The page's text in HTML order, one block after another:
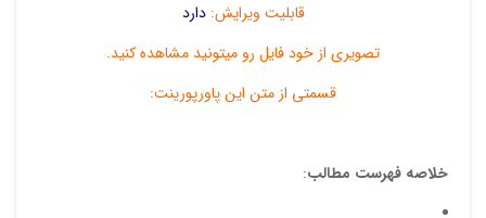
قابلیت ویرایش:دارد
تصویری از خود فایل رو میتونید مشاهده کنید.
قسمتی از متن این پاورپورینت:
خلاصه فهرست مطالب: